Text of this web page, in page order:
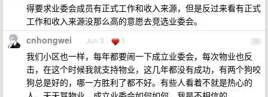
得要求业委会成员有正式工作和收入来源，但是反过来看有正式
工作和收入来源没那么高的意愿去竞选业委会。
20
cnhongwei Jun 3 1
我们小区也一样，每年都要闹一下成立业委会，每次物业也反
击，在这个时候我就支持物业，这几年都没有成功，有两个狗咬
狗总是好的，哪一方胜利了都不好。有些人看着不就是热心的